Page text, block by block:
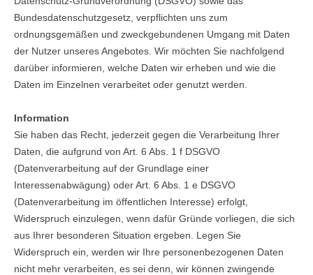
Bundesdatenschutzgesetz, verpflichten uns zum
ordnungsgemäßen und zweckgebundenen Umgang mit Daten
der Nutzer unseres Angebotes. Wir möchten Sie nachfolgend
darüber informieren, welche Daten wir erheben und wie die
Daten im Einzelnen verarbeitet oder genutzt werden.
Information
Sie haben das Recht, jederzeit gegen die Verarbeitung Ihrer
Daten, die aufgrund von Art. 6 Abs. 1 f DSGVO
(Datenverarbeitung auf der Grundlage einer
Interessenabwägung) oder Art. 6 Abs. 1 e DSGVO
(Datenverarbeitung im öffentlichen Interesse) erfolgt,
Widerspruch einzulegen, wenn dafür Gründe vorliegen, die sich
aus Ihrer besonderen Situation ergeben. Legen Sie
Widerspruch ein, werden wir Ihre personenbezogenen Daten
nicht mehr verarbeiten, es sei denn, wir können zwingende